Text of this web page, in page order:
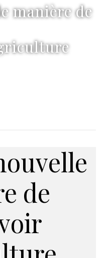
manière de
de